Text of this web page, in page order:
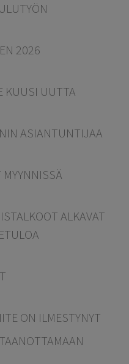
2026
KUUSI UUTTA
ASIANTUNTIJAA
ALKAVAT
ON ILMESTYNYT